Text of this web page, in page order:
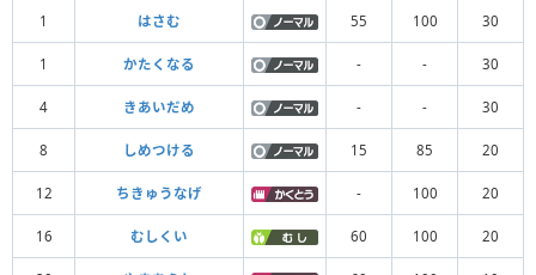
1 はさむ 55 100 30
1 かたくなる - - 30
4 きあいだめ - - 30
8 しめつける 15 85 20
12 ちきゅうなげ - 100 20
16 むしくい 60 100 20